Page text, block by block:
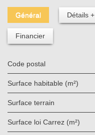
Général Détails +
Financier
Code postal
Surface habitable (m²)
surface terrain
Surface loi Carrez (m²)